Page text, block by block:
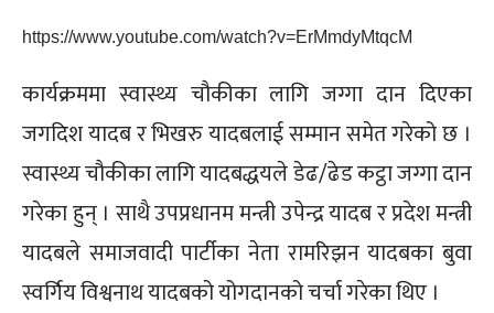
https://www.youtube.com/watch?v=ErMmdyMtqcM
कार्यक्रममा स्वास्थ्य चौकीका लागि जग्गा दान दिएका
जगदिश यादब र भिखरु यादबलाई सम्मान समेत गरेको छ ।
स्वास्थ्य चौकीका लागि यादबद्धयले डेढ/ढेड कट्ठा जग्गा दान
गरेका हुन् । साथै उपप्रधानम मन्त्री उपेन्द्र यादब र प्रदेश मन्त्री
यादबले समाजवादी पार्टीका नेता रामरिझन यादबका बुवा
स्वर्गिय विश्वनाथ यादबको योगदानको चर्चा गरेका थिए ।